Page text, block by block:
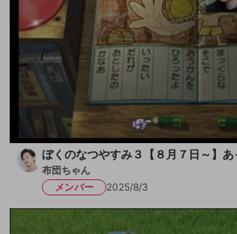
ぼくのなつやすみ３【８月７日～】あ
布団ちゃん
メンバー
2025/8/3